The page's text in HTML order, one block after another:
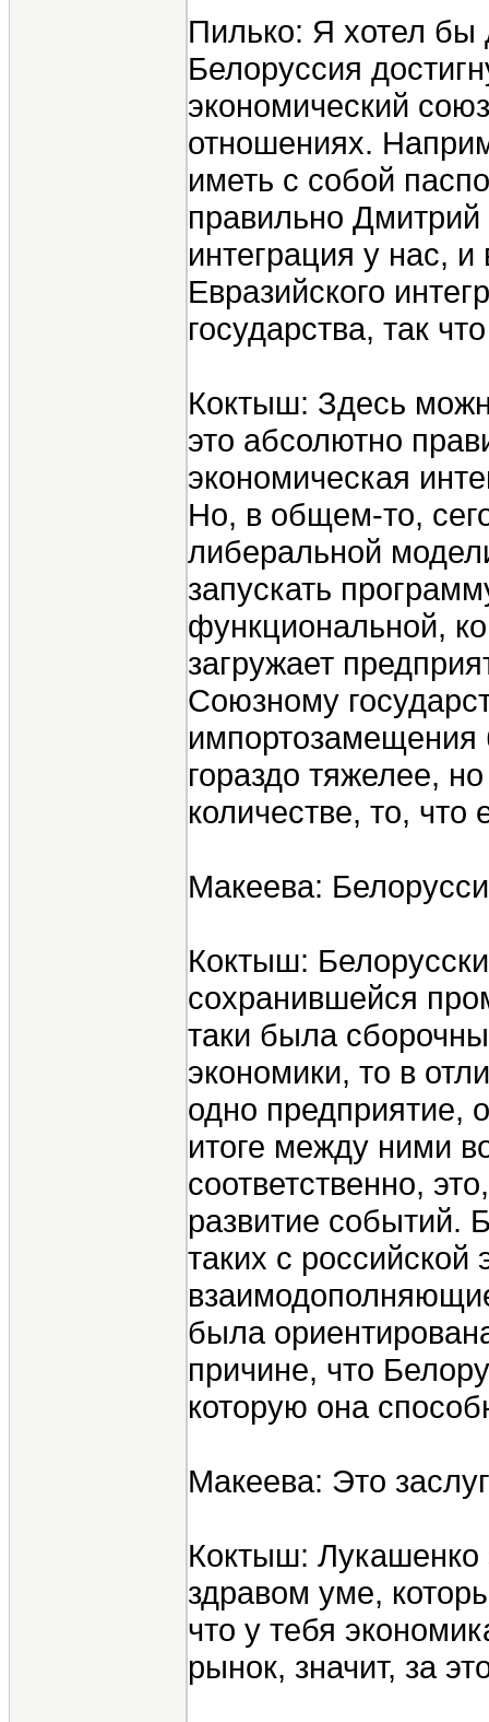
Пилько: Я хотел бы
Белоруссия
экономический
отношениях.
иметь с собой
правильно Дмитрий
интеграция у нас,
Евразийского
государства, так
Коктыш: Здесь
это абсолютно
экономическая
Но, в общем-то,
либеральной
запускать
функциональной,
загружает
Союзному
импортозамещения
гораздо тяжелее,
количестве, то,
Макеева:
Коктыш:
сохранившейся
таки была
экономики, то в
одно предприятие,
итоге между ними
соответственно,
развитие событий.
таких с
была
причине, что
которую она
Макеева: Это
Коктыш: Лукашенко
здравом уме,
что у тебя
рынок, значит, за